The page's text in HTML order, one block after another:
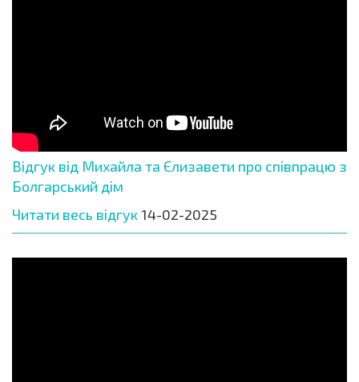
Відгук від Михайла та Єлизавети про співпрацю з
Болгарський дім
Читати весь відгук 14-02-2025